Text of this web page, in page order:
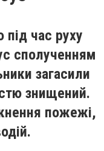
час руху
сполученням
загасили
знищений.
пожежі,